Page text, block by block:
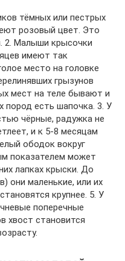
тёмных или пестрых
розовый цвет. Это
2. Малыши крысочки
имеют так
место на головке
грызунов
мест на теле бывают и
пород есть шапочка. 3. У
чёрные, радужка не
и к 5-8 месяцам
ободок вокруг
показателем может
лапках крыски. До
они маленькие, или их
крупнее. 5. У
поперечные
хвост становится